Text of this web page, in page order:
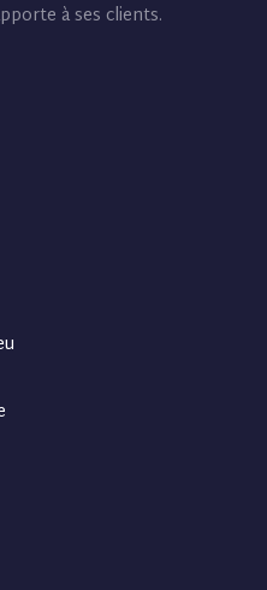
à ses clients.